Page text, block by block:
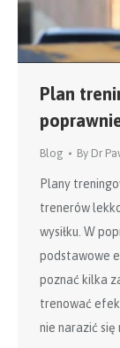
Plan
Blog By Dr
Plany
trenerów
wysiłku. W
podstawowe
poznać kilka
trenować
nie narazić się